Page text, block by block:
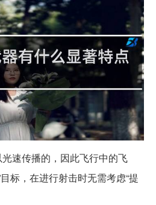
光速传播的，因此飞行中的飞
标，在进行射击时无需考虑“提